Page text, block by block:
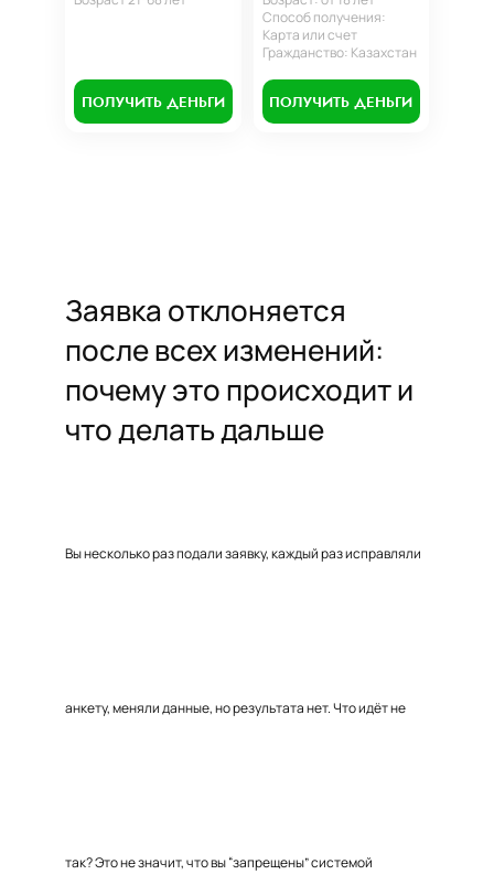
ПОЛУЧИТЬ ДЕНЬГИ
Способ получения:
Карта или счет
Гражданство: Казахстан
ПОЛУЧИТЬ ДЕНЬГИ
Заявка отклоняется
после всех изменений:
почему это происходит и
что делать дальше
Вы несколько раз подали заявку, каждый раз исправляли
анкету, меняли данные, но результата нет. Что идёт не
так? Это не значит, что вы “запрещены” системой